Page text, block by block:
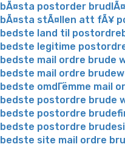
bÃ¤sta postorder
bÃ¤sta stÃ¤llen att fÃ¥
bedste land til
bedste legitime
bedste mail ordre brude
bedste mail ordre
bedste omdГёmme mail
bedste postordre brude
bedste postordre
bedste postordre
bedste site mail ordre